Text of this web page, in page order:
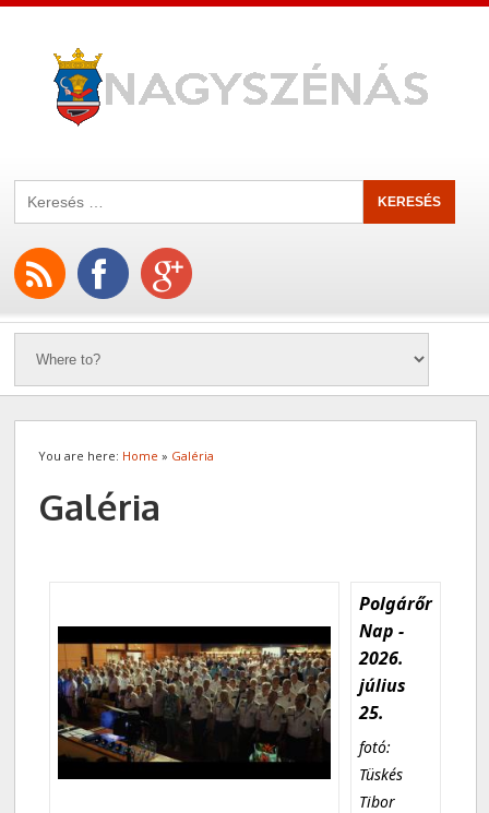
You are here: Home » Galéria
Galéria
Polgárőr
Nap -
2026.
július
25.
fotó:
Tüskés
Tibor